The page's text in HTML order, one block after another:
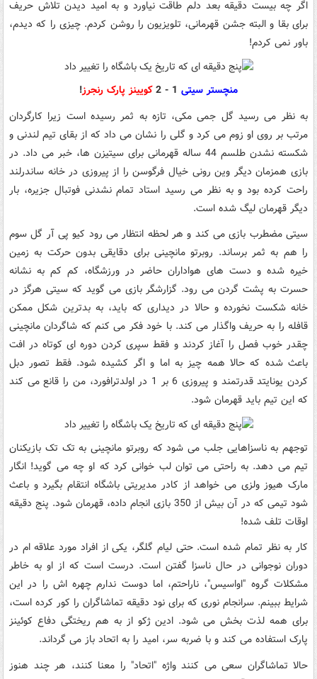
اگر چه بیست دقیقه بعد دلم طاقت نیاورد و به امید دیدن تلاش حریف
برای بقا و البته جشن قهرمانی، تلویزیون را روشن کردم. چیزی را که دیدم،
باور نمی کردم!
منچستر سیتی 1 - 2 کویینز پارک رنجرز!
به نظر می رسید گل جمی مکی، تازه به ثمر رسیده است زیرا کارگردان
مرتب بر روی او زوم می کرد و گلی را نشان می داد که از بقای تیم لندنی و
شکسته نشدن طلسم 44 ساله قهرمانی برای سیتیزن ها، خبر می داد. در
بازی همزمان دیگر وین رونی خیال فرگوسن را از پیروزی در خانه ساندرلند
راحت کرده بود و به نظر می رسید استاد تمام نشدنی فوتبال جزیره، بار
دیگر قهرمان لیگ شده است.
سیتی مضطرب بازی می کند و هر لحظه انتظار می رود کیو پی آر گل سوم
را هم به ثمر برساند. روبرتو مانچینی برای دقایقی بدون حرکت به زمین
خیره شده و دست های هواداران حاضر در ورزشگاه، کم کم به نشانه
حسرت به پشت گردن می رود. گزارشگر بازی می گوید که سیتی هرگز در
خانه شکست نخورده و حالا در دیداری که باید، به بدترین شکل ممکن
قافله را به حریف واگذار می کند. با خود فکر می کنم که شاگردان مانچینی
چقدر خوب فصل را آغاز کردند و فقط سپری کردن دوره ای کوتاه در افت
باعث شده که حالا همه چیز به اما و اگر کشیده شود. فقط تصور دبل
کردن یونایتد قدرتمند و پیروزی 6 بر 1 در اولدترافورد، من را قانع می کند
که این تیم باید قهرمان شود.
توجهم به ناسزاهایی جلب می شود که روبرتو مانچینی به تک تک بازیکنان
تیم می دهد. به راحتی می توان لب خوانی کرد که او چه می گوید! انگار
مارک هیوز ولزی می خواهد از کادر مدیریتی باشگاه انتقام بگیرد و باعث
شود تیمی که در آن بیش از 350 بازی انجام داده، قهرمان شود. پنج دقیقه
اوقات تلف شده!
کار به نظر تمام شده است. حتی لیام گلگر، یکی از افراد مورد علاقه ام در
دوران نوجوانی در حال ناسزا گفتن است. درست است که از او به خاطر
مشکلات گروه "اواسیس"، ناراحتم، اما دوست ندارم چهره اش را در این
شرایط ببینم. سرانجام نوری که برای نود دقیقه تماشاگران را کور کرده است،
برای همه لذت بخش می شود. ادین ژکو از به هم ریختگی دفاع کوئینز
پارک استفاده می کند و با ضربه سر، امید را به اتحاد باز می گرداند.
حالا تماشاگران سعی می کنند واژه "اتحاد" را معنا کنند، هر چند هنوز